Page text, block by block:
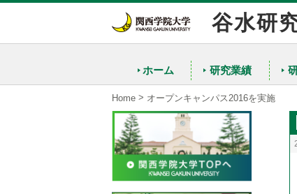
谷水研
ホーム 研究業績
Home > オープンキャンパス2016を実施